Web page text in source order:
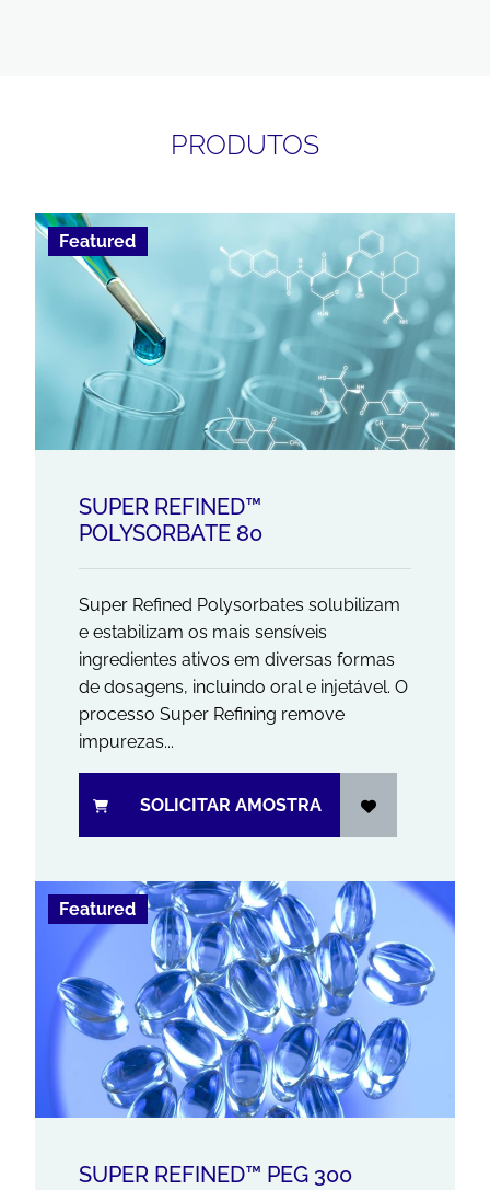
PRODUTOS
Featured
SUPER REFINED™
POLYSORBATE 80
Super Refined Polysorbates solubilizam
e estabilizam os mais sensíveis
ingredientes ativos em diversas formas
de dosagens, incluindo oral e injetável. O
processo Super Refining remove
impurezas...
SOLICITAR AMOSTRA
Featured
SUPER REFINED™ PEG 300